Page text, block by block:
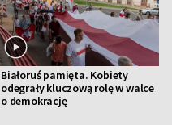
Białoruś pamięta. Kobiety
odegrały kluczową rolę w walce
o demokrację